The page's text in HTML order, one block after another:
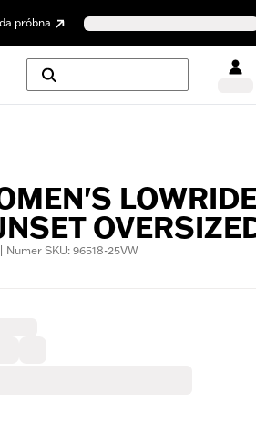
próbna
Numer SKU: 96518-25VW